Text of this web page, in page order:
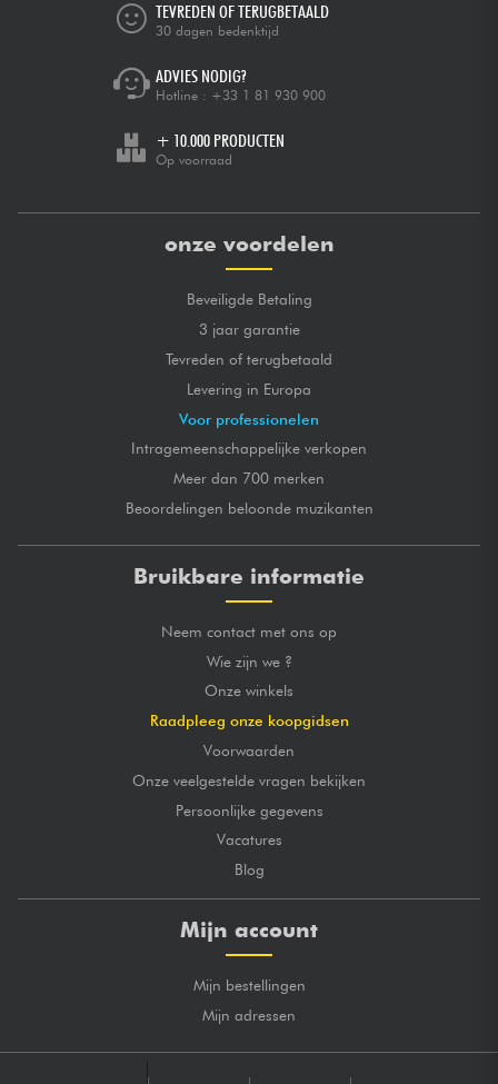
TEVREDEN OF TERUGBETAALD
30 dagen bedenktijd
ADVIES NODIG?
Hotline : +33 1 81 930 900
+ 10.000 PRODUCTEN
Op voorraad
onze voordelen
Beveiligde Betaling
3 jaar garantie
Tevreden of terugbetaald
Levering in Europa
Voor professionelen
Intragemeenschappelijke verkopen
Meer dan 700 merken
Beoordelingen beloonde muzikanten
Bruikbare informatie
Neem contact met ons op
Wie zijn we ?
Onze winkels
Raadpleeg onze koopgidsen
Voorwaarden
Onze veelgestelde vragen bekijken
Persoonlijke gegevens
Vacatures
Blog
Mijn account
Mijn bestellingen
Mijn adressen